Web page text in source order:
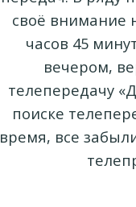
своё внимание
часов 45
вечером,
телепередачу
поиске
время, все